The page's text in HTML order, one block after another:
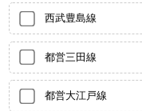
西武豊島線
都営三田線
都営大江戸線